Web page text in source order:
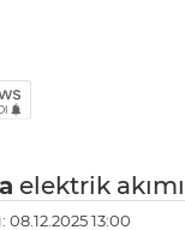
elektrik
13:00